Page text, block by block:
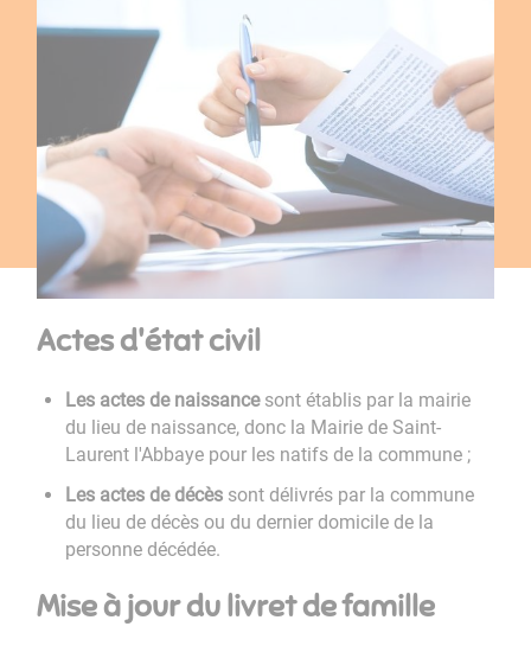
Actes d'état civil
Les actes de naissancesont établis par la mairie
du lieu de naissance, donc la Mairie de Saint-
Laurent l'Abbaye pour les natifs de la commune ;
Les actes de décèssont délivrés par la commune
du lieu de décès ou du dernier domicile de la
personne décédée.
Mise à jour du livret de famille